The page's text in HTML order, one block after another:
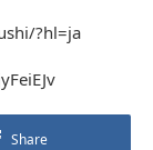
?hl=ja
Share